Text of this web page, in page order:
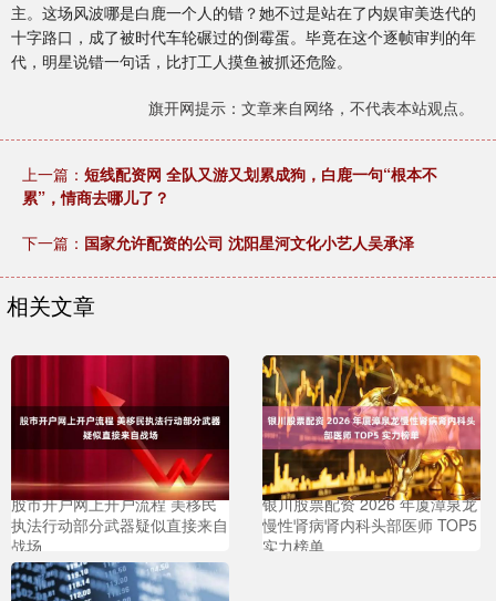
主。这场风波哪是白鹿一个人的错？她不过是站在了内娱审美迭代的
十字路口，成了被时代车轮碾过的倒霉蛋。毕竟在这个逐帧审判的年
代，明星说错一句话，比打工人摸鱼被抓还危险。
旗开网提示：文章来自网络，不代表本站观点。
上一篇： 短线配资网 全队又游又划累成狗，白鹿一句“根本不
累”，情商去哪儿了？
下一篇： 国家允许配资的公司 沈阳星河文化小艺人吴承泽
相关文章
股市开户网上开户流程 美移民
执法行动部分武器疑似直接来自
战场
银川股票配资 2026 年厦漳泉龙
慢性肾病肾内科头部医师 TOP5
实力榜单